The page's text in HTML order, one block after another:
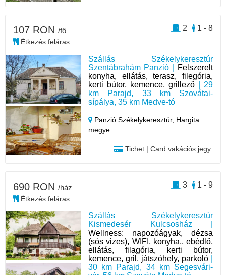
Szállás Székelykeresztúr
Szentábrahám Panzió |
Felszerelt
konyha, ellátás, terasz, filegória,
kerti bútor, kemence, grillező | 29
km Parajd, 33 km Szovátai-
sípálya, 35 km Medve-tó
Panzió Székelykeresztúr, Hargita
megye
Tichet | Card vakációs jegy
107 RON /fő
Étkezés feláras
1 - 8
2
Szállás Székelykeresztúr
Kismedesér Kulcsosház |
Wellness: napozóágyak, dézsa
(sós vizes), WIFI, konyha,, ebédlő,
ellátás, filagória, kerti bútor,
kemence, gril, játszóhely, parkoló
30 km Parajd, 34 km Segesvári-
690 RON /ház
Étkezés feláras
1 - 9
3